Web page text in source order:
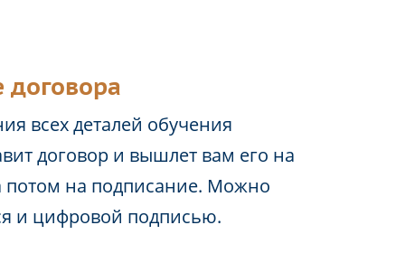
договора
всех деталей обучения
договор и вышлет вам его на
потом на подписание. Можно
и цифровой подписью.